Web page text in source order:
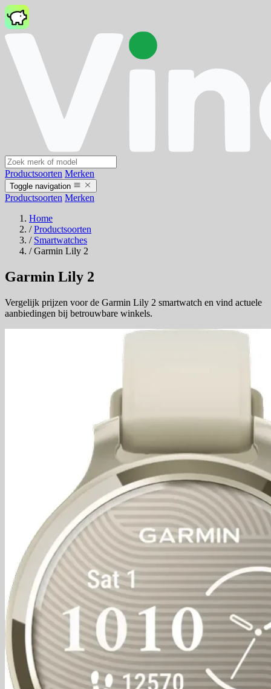
Productsoorten Merken
Toggle navigation
Productsoorten Merken
Home
/ Productsoorten
/ Smartwatches
/ Garmin Lily 2
Garmin Lily 2
Vergelijk prijzen voor de Garmin Lily 2 smartwatch en vind actuele
aanbiedingen bij betrouwbare winkels.